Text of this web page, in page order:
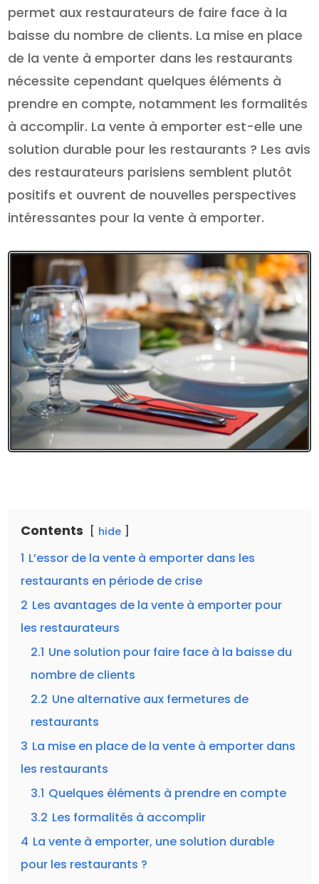
permet aux restaurateurs de faire face à la
baisse du nombre de clients. La mise en place
de la vente à emporter dans les restaurants
nécessite cependant quelques éléments à
prendre en compte, notamment les formalités
à accomplir. La vente à emporter est-elle une
solution durable pour les restaurants ? Les avis
des restaurateurs parisiens semblent plutôt
positifs et ouvrent de nouvelles perspectives
intéressantes pour la vente à emporter.
Contents hide
1 L’essor de la vente à emporter dans les
restaurants en période de crise
2 Les avantages de la vente à emporter pour
les restaurateurs
2.1 Une solution pour faire face à la baisse du
nombre de clients
2.2 Une alternative aux fermetures de
restaurants
3 La mise en place de la vente à emporter dans
les restaurants
3.1 Quelques éléments à prendre en compte
3.2 Les formalités à accomplir
4 La vente à emporter, une solution durable
pour les restaurants ?